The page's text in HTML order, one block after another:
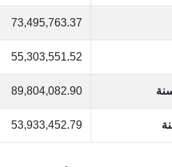
73,495,763.37
55,303,551.52
89,804,082.90
53,933,452.79